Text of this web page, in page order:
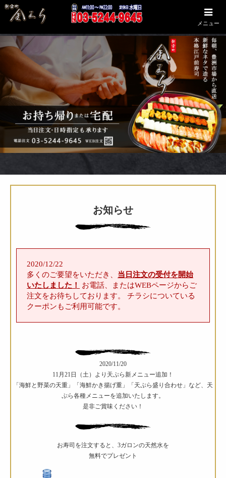
お知らせ
2020/12/22
多くのご要望をいただき、 当日注文の受付を開始
いたしました！
お電話、またはWEBページからご
注文をお待ちしております。
チラシについている
クーポンもご利用可能です。
2020/11/20
11月21日（土）より天ぷら新メニュー追加！
「海鮮と野菜の天重」「海鮮かき揚げ重」「天ぷら盛り合わせ」など、天
ぷら各種メニューを追加いたします。
是非ご賞味ください！
お寿司を注文すると、3ガロンの天然水を
無料でプレゼント
メニュー